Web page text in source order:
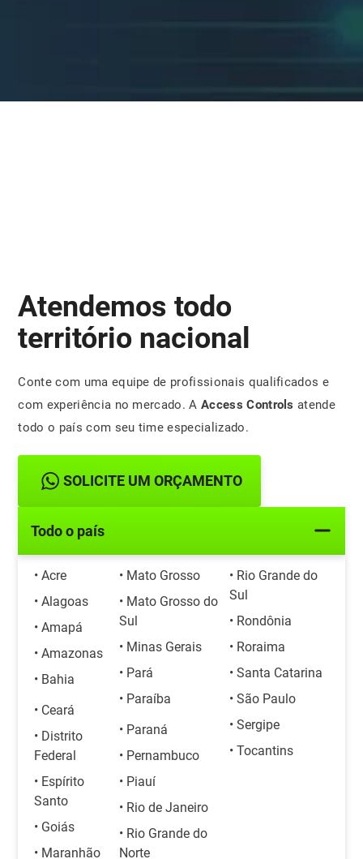
Atendemos todo
território nacional
Conte com uma equipe de profissionais qualificados e
com experiência no mercado. AAccess Controls atende
todo o país com seu time especializado.
SOLICITE UM ORÇAMENTO
Todo o país
• Acre
• Alagoas
• Amapá
• Amazonas
• Bahia
• Ceará
• Distrito
Federal
• Espírito
Santo
• Goiás
• Maranhão
• Mato Grosso
• Mato Grosso do
Sul
• Minas Gerais
• Pará
• Paraíba
• Paraná
• Pernambuco
• Piauí
• Rio de Janeiro
• Rio Grande do
Norte
• Rio Grande do
Sul
• Rondônia
• Roraima
• Santa Catarina
• São Paulo
• Sergipe
• Tocantins